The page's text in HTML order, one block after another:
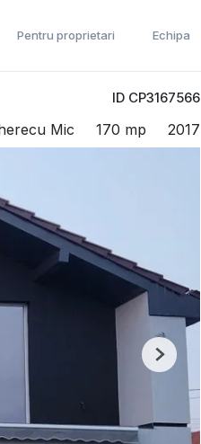
Pentru proprietari Echipa
ID CP3167566
Mic 170 mp 2017
Next